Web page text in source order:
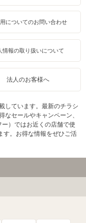
についてのお問い合わせ
情報の取り扱いについて
法人のお客様へ
しています。最新のチラシ
なセールやキャンペーン、
）ではお近くの店舗で使
す。お得な情報をぜひご活